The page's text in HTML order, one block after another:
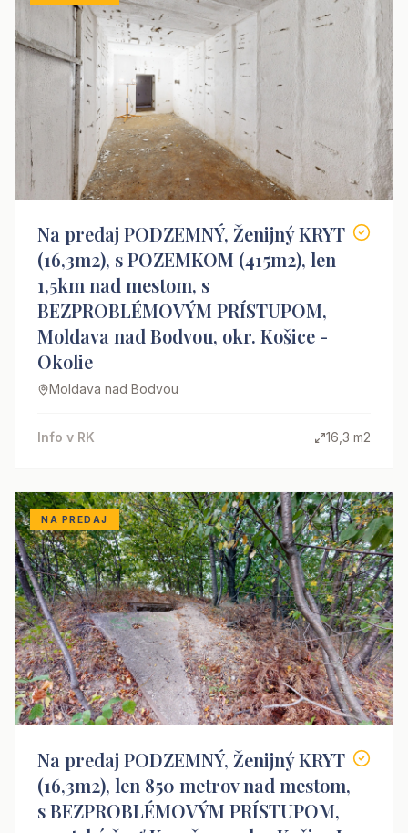
Na predaj PODZEMNÝ, Ženijný KRYT
(16,3m2), s POZEMKOM (415m2), len
1,5km nad mestom, s
BEZPROBLÉMOVÝM PRÍSTUPOM,
Moldava nad Bodvou, okr. Košice -
Okolie
Moldava nad Bodvou
Info v RK 16,3 m2
NA PREDAJ
Na predaj PODZEMNÝ, Ženijný KRYT
(16,3m2), len 850 metrov nad mestom,
s BEZPROBLÉMOVÝM PRÍSTUPOM,